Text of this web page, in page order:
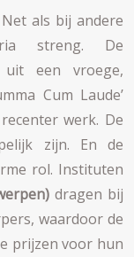
Net als bij andere
streng. De
uit een vroege,
Cum Laude’
werk. De
zijn. En de
rol. Instituten
dragen bij
waardoor de
prijzen voor hun